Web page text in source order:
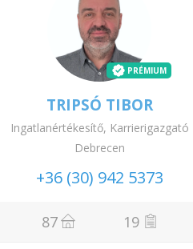
PRÉMIUM
TRIPSÓ TIBOR
Ingatlanértékesítő, Karrierigazgató
Debrecen
+36 (30) 942 5373
87 19